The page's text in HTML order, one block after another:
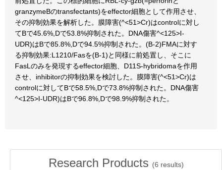
granzymeBのtransfectants)をeffector細胞として作用させ、
その抑制効果を解析した。膜障害(^<51>Cr)はcontrolに対し
てBで45.6%,Dで53.8%抑制された。DNA傷害^<125>I-
UDR)はBで85.8%,Dで94.5%抑制された。(B-2)FMAに対す
る抑制効果:L1210/Fasを(B-1)と同様に前処置し、そこに
FasLのみを発現するeffector細胞、D11S-hybridomaを作用
させ、inhibitorの抑制効果を検討した。膜障害(^<51>Cr)は
controlに対してBで58.5%,Dで73.8%抑制された。DNA傷害
^<125>I-UDR)はBで96.8%,Dで98.9%抑制された。
Research Products (6 results)